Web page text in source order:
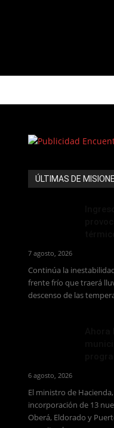
ÚLTIMAS DE
7 agosto, 2026
Continúa la
frente frío que traerá
descenso de las
6 agosto, 2026
El ministro de
incorporación de 13
Oberá, Eldorado y